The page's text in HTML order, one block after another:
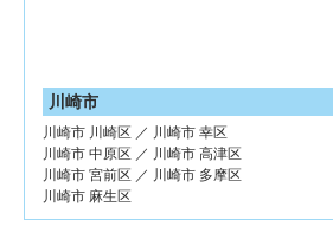
川崎市
川崎市 川崎区 ／ 川崎市 幸区
川崎市 中原区 ／ 川崎市 高津区
川崎市 宮前区 ／ 川崎市 多摩区
川崎市 麻生区